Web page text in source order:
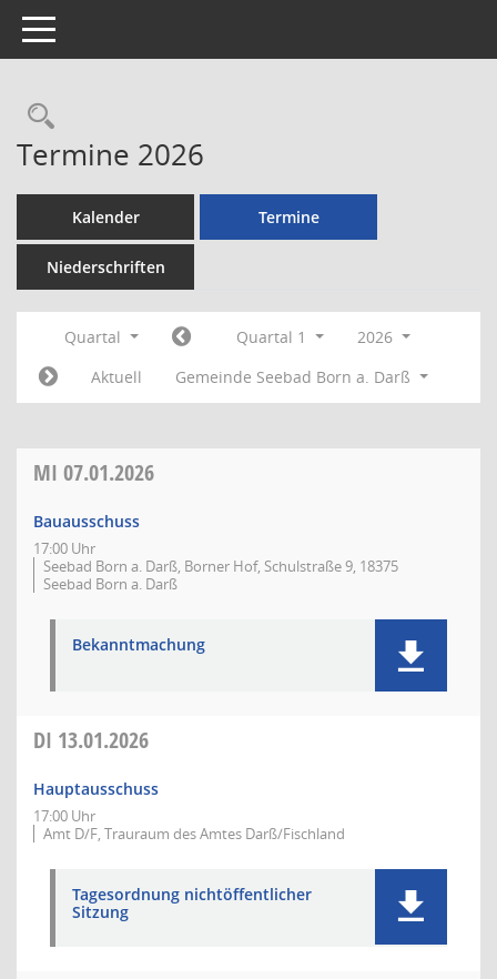
Toggle navigation
Rechercheauswahl
Termine 2026
Kalender Termine
Niederschriften
Quartal Quartal 1
2026
Aktuell
Gemeinde Seebad Born a. Darß
MI 07.01.2026
Bauausschuss
17:00 Uhr
Seebad Born a. Darß, Borner Hof, Schulstraße 9, 18375
Seebad Born a. Darß
Bekanntmachung
DI 13.01.2026
Hauptausschuss
17:00 Uhr
Amt D/F, Trauraum des Amtes Darß/Fischland
Tagesordnung nichtöffentlicher
Sitzung